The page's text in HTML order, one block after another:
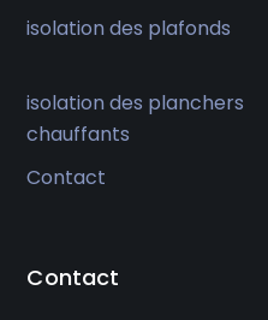
isolation des plafonds
isolation des planchers
chauffants
Contact
Contact